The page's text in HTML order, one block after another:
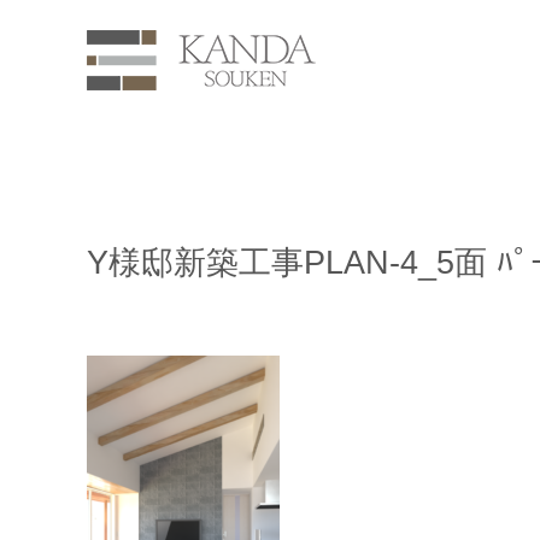
Y様邸新築工事PLAN-4_5面 ﾊﾟ